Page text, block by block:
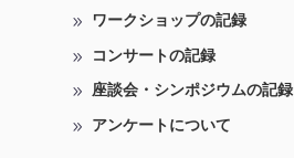
ワークショップの記録
コンサートの記録
座談会・シンポジウムの記録
アンケートについて